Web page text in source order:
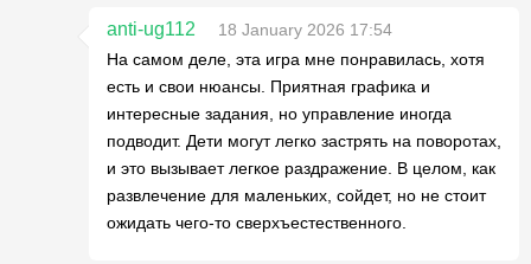
anti-ug112
18 January 2026 17:54
На самом деле, эта игра мне понравилась, хотя
есть и свои нюансы. Приятная графика и
интересные задания, но управление иногда
подводит. Дети могут легко застрять на поворотах,
и это вызывает легкое раздражение. В целом, как
развлечение для маленьких, сойдет, но не стоит
ожидать чего-то сверхъестественного.